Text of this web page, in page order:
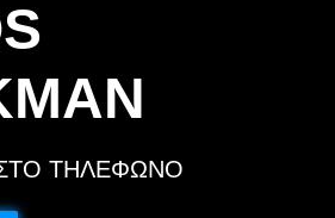
ΤΗΛΕΦΩΝΟ